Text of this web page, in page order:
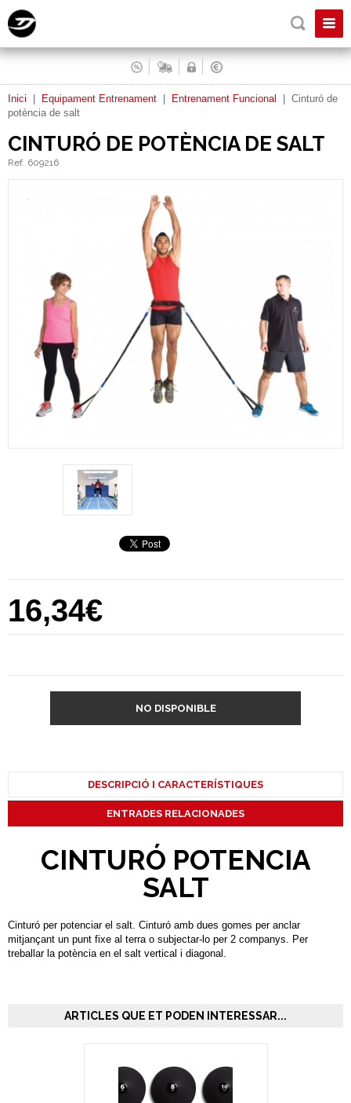
Inici Equipament Entrenament Entrenament Funcional
Cinturó de
potència de salt
CINTURÓ DE POTÈNCIA DE SALT
Ref. 609216
16,34€
NO DISPONIBLE
DESCRIPCIÓ I CARACTERÍSTIQUES
ENTRADES RELACIONADES
CINTURÓ POTENCIA
SALT
Cinturó per potenciar el salt. Cinturó amb dues gomes per anclar
mitjançant un punt fixe al terra o subjectar-lo per 2 companys. Per
treballar la potència en el salt vertical i diagonal.
ARTICLES QUE ET PODEN INTERESSAR...